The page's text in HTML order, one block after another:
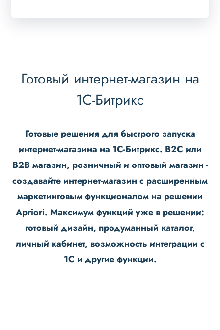
Готовый интернет-магазин на
1С-Битрикс
Готовые решения для быстрого запуска
интернет-магазина на 1С-Битрикс. B2C или
B2B магазин, розничный и оптовый магазин -
создавайте интернет-магазин с расширенным
маркетинговым функционалом на решении
Apriori. Максимум функций уже в решении:
готовый дизайн, продуманный каталог,
личный кабинет, возможность интеграции с
1С и другие функции.